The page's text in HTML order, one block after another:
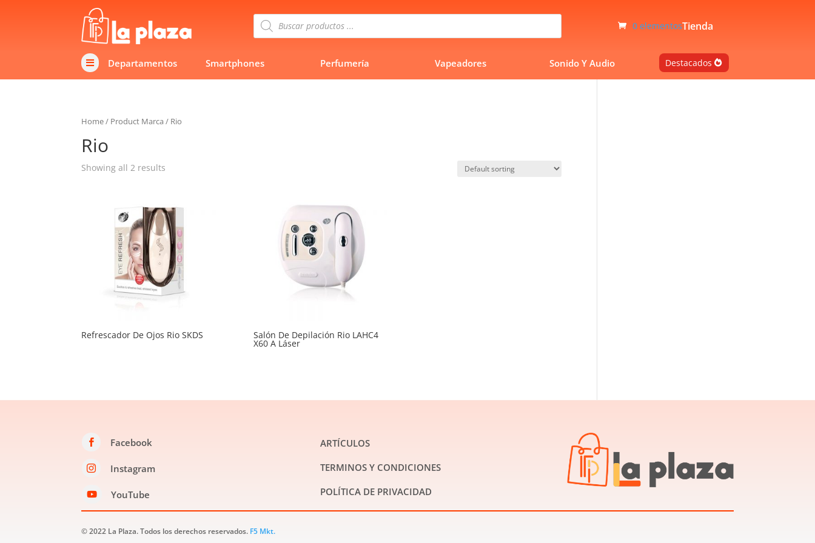
Búsqueda
de
productos
0 elementosTienda
 Departamentos Smartphones Perfumería Vapeadores Sonido Y Audio Destacados
Home/ Product Marca / Rio
Rio
Showing all 2 results
Refrescador De Ojos Rio SKDS Salón De Depilación Rio LAHC4
X60 A Láser
 Facebook
 Instagram
 YouTube
ARTÍCULOS
TERMINOS Y CONDICIONES
POLÍTICA DE PRIVACIDAD
© 2022 La Plaza. Todos los derechos reservados. F5 Mkt.